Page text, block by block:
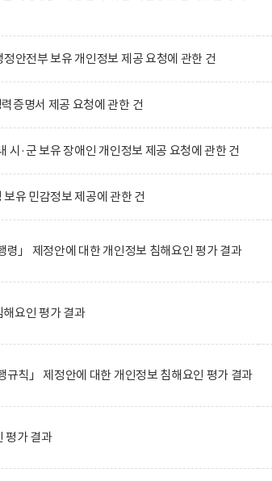
안전부 보유 개인정보 제공 요청에 관한 건
증명서 제공 요청에 관한 건
·군 보유 장애인 개인정보 제공 요청에 관한 건
유 민감정보 제공에 관한 건
령」 제정안에 대한 개인정보 침해요인 평가 결과
해요인 평가 결과
규칙」 제정안에 대한 개인정보 침해요인 평가 결과
평가 결과